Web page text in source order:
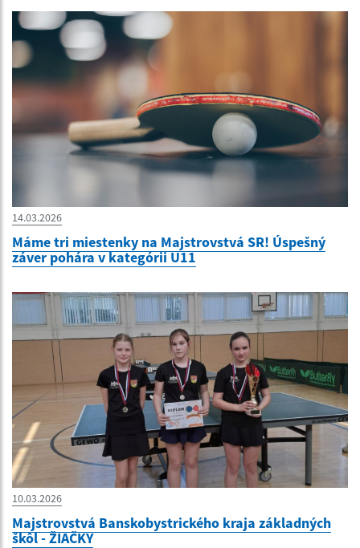
14.03.2026
Máme tri miestenky na Majstrovstvá SR! Úspešný
záver pohára v kategórii U11
10.03.2026
Majstrovstvá Banskobystrického kraja základných
škôl - ŽIAČKY